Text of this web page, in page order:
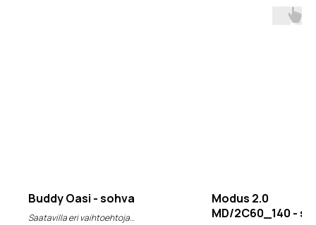
Buddy Oasi - sohva
Saatavilla eri vaihtoehtoja
Modus 2.0
MD/2C60_140 -